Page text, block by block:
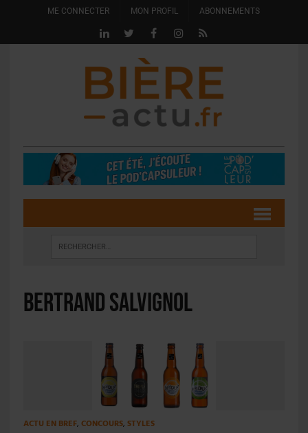
ME CONNECTER MON PROFIL ABONNEMENTS
Bertrand Salvignol
ACTU EN BREF, CONCOURS, STYLES